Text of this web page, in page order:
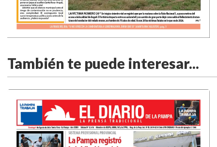
También te puede interesar...